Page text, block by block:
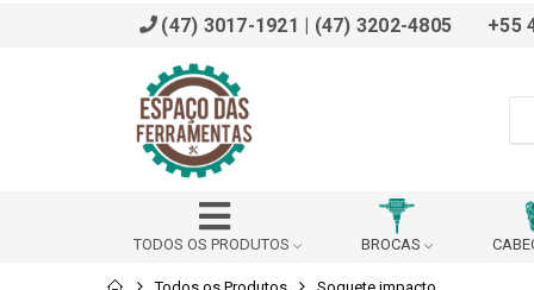
(47) 3017-1921 | (47) 3202-4805 +55
TODOS OS PRODUTOS BROCAS